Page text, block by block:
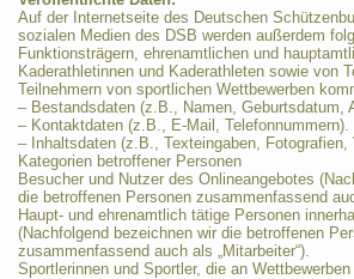
Auf der Internetseite des Deutschen
sozialen Medien des DSB werden außerdem
Funktionsträgern, ehrenamtlichen und
Kaderathletinnen und Kaderathleten sowie von
Teilnehmern von sportlichen Wettbewerben
– Bestandsdaten (z.B., Namen, Geburtsdatum,
– Kontaktdaten (z.B., E-Mail, Telefonnummern).
– Inhaltsdaten (z.B., Texteingaben,
Kategorien betroffener Personen
Besucher und Nutzer des Onlineangebotes
die betroffenen Personen zusammenfassend
Haupt- und ehrenamtlich tätige Personen
(Nachfolgend bezeichnen wir die betroffenen
zusammenfassend auch als „Mitarbeiter“).
Sportlerinnen und Sportler, die an